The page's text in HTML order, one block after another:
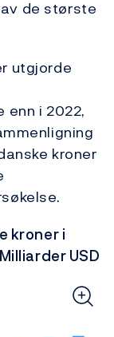
de største
utgjorde
i 2022,
kroner
kroner i
USD